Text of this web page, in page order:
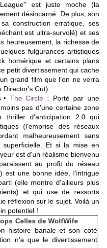
est juste moche (la
désincarné. De plus, son
construction erratique, ses
est ultra-survolé) et ses
heureusement, la richesse de
fulgurances artistiques
homérique et certains plans
petit divertissement qui cache
grand film que l'on ne verra
Cut).
• The Circle : Porté par une
pas d'une certaine zone
d'anticipation 2.0 qui
(l'emprise des réseaux
malheureusement sans
Et si la mise en
est d'un réalisme bienvenu
au profit du réseau
est une bonne idée, l'intrigue
(elle montre d'ailleurs plus
et qui use de ressorts
réflexion sur le sujet. Voilà un
potentiel !
Celles de WolfWife
histoire banale et son coté
n'a que le divertissement